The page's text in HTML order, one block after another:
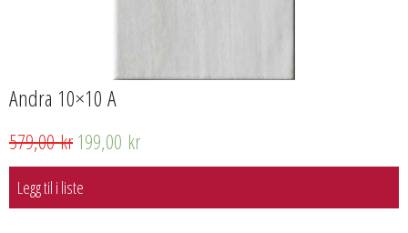
Andra 10×10 A
579,00kr 199,00 kr
Legg til i liste